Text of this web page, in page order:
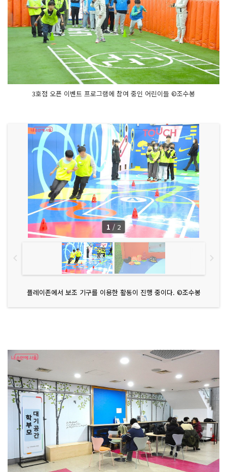
3호점 오픈 이벤트 프로그램에 참여 중인 어린이들 ©조수봉
플레이존에서 보조 기구를 이용한 활동이 진행 중이다. ©조수봉
1 / 2